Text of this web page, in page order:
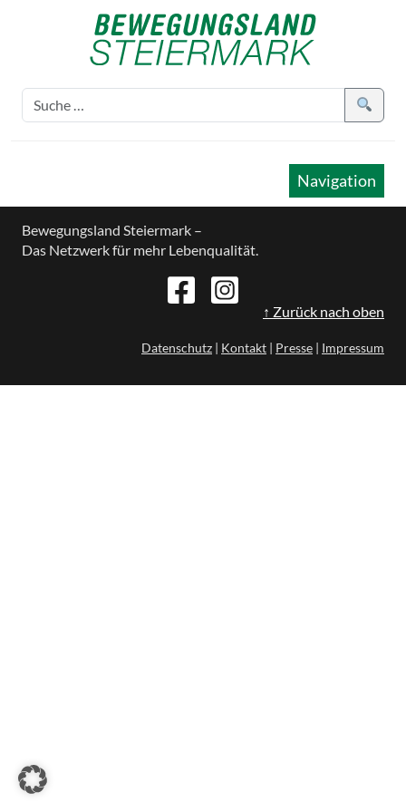
Navigation
Bewegungsland Steiermark –
Das Netzwerk für mehr Lebenqualität.
↑ Zurück nach oben
Datenschutz | Kontakt | Presse | Impressum